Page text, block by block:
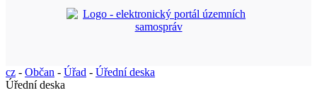
cz - Občan - Úřad - Úřední deska
Úřední deska